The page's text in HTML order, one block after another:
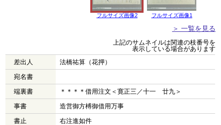
フルサイズ画像2 フルサイズ画像1
＞ 一覧を見る
上記のサムネイルは関連の枝番号を
表示している場合があります
差出人
法橋祐算（花押）
宛名書
端裏書
＊＊＊＊借用注文＜寛正三／十一 廿九＞
事書
造営御方榑御借用万事
書止
右注進如件